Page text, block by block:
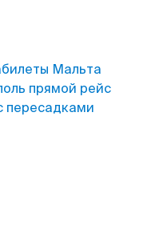
Мальта
прямой рейс
пересадками